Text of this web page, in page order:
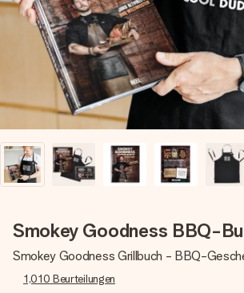
Montag - Freitag : 8:30 - 17:00 Uhr
Samstag - Sonntag : 8:30 - 13:00 Uhr
Smokey Goodness BBQ-
Smokey Goodness Grillbuch - BBQ-
1,010 Beurteilungen